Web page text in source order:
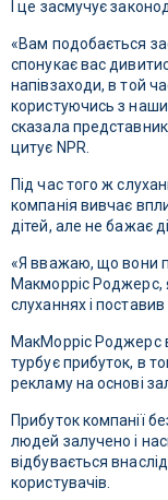
І це засмучує
«Вам подобається
спонукає вас
напівзаходи, в той
користуючись з
сказала
цитує NPR.
Під час того ж
компанія вивчає
дітей, але не бажає
«Я вважаю, що вони
Макморріс Роджерс,
слуханнях і
МакМорріс Роджерс
турбує прибуток, в
рекламу на основі
Прибуток компанії
людей залучено і
відбувається
користувачів.